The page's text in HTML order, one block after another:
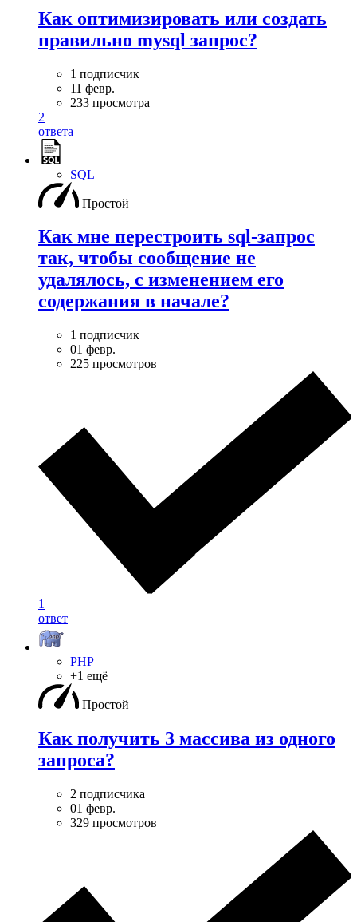
Как оптимизировать или создать
правильно mysql запрос?
1 подписчик
11 февр.
233 просмотра
2
ответа
SQL
Простой
Как мне перестроить sql-запрос
так, чтобы сообщение не
удалялось, с изменением его
содержания в начале?
1 подписчик
01 февр.
225 просмотров
1
ответ
PHP
+1 ещё
Простой
Как получить 3 массива из одного
запроса?
2 подписчика
01 февр.
329 просмотров